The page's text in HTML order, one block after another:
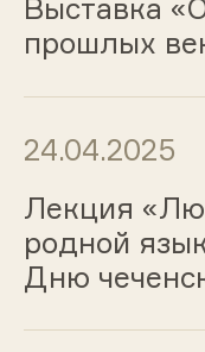
Выставка
прошлых
24.04.2025
Лекция
родной
Дню